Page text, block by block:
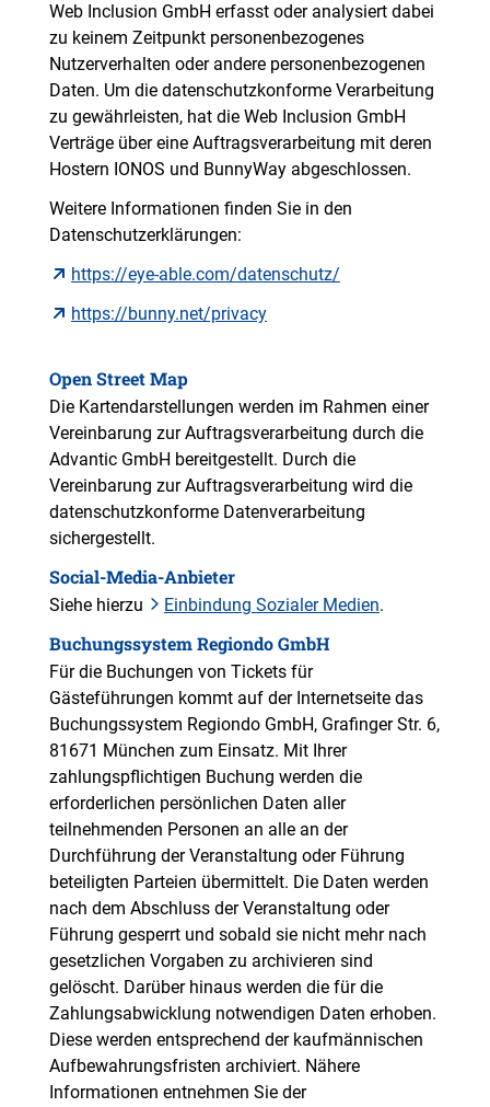
Web Inclusion GmbH erfasst oder analysiert dabei
zu keinem Zeitpunkt personenbezogenes
Nutzerverhalten oder andere personenbezogenen
Daten. Um die datenschutzkonforme Verarbeitung
zu gewährleisten, hat die Web Inclusion GmbH
Verträge über eine Auftragsverarbeitung mit deren
Hostern IONOS und BunnyWay abgeschlossen.
Weitere Informationen finden Sie in den
Datenschutzerklärungen:
https://eye-able.com/datenschutz/
https://bunny.net/privacy
Open Street Map
Die Kartendarstellungen werden im Rahmen einer
Vereinbarung zur Auftragsverarbeitung durch die
Advantic GmbH bereitgestellt. Durch die
Vereinbarung zur Auftragsverarbeitung wird die
datenschutzkonforme Datenverarbeitung
sichergestellt.
Social-Media-Anbieter
Siehe hierzu Einbindung Sozialer Medien.
Buchungssystem Regiondo GmbH
Für die Buchungen von Tickets für
Gästeführungen kommt auf der Internetseite das
Buchungssystem Regiondo GmbH, Grafinger Str. 6,
81671 München zum Einsatz. Mit Ihrer
zahlungspflichtigen Buchung werden die
erforderlichen persönlichen Daten aller
teilnehmenden Personen an alle an der
Durchführung der Veranstaltung oder Führung
beteiligten Parteien übermittelt. Die Daten werden
nach dem Abschluss der Veranstaltung oder
Führung gesperrt und sobald sie nicht mehr nach
gesetzlichen Vorgaben zu archivieren sind
gelöscht. Darüber hinaus werden die für die
Zahlungsabwicklung notwendigen Daten erhoben.
Diese werden entsprechend der kaufmännischen
Aufbewahrungsfristen archiviert. Nähere
Informationen entnehmen Sie der